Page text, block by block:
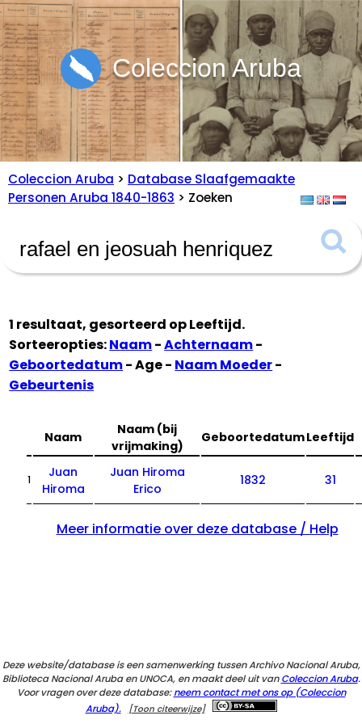
Coleccion Aruba
Coleccion Aruba > Database Slaafgemaakte
Personen Aruba 1840-1863 > Zoeken
1 resultaat, gesorteerd opLeeftijd.
Sorteeropties:Naam-Achternaam-
Geboortedatum- Age - Naam Moeder-
Gebeurtenis
Naam
Naam (bij
vrijmaking)
GeboortedatumLeeftijd
1
Juan
Hiroma
Juan Hiroma
Erico
1832 31
Meer informatie over deze database / Help
Deze website/database is een samenwerking tussen Archivo Nacional Aruba,
Biblioteca Nacional Aruba en UNOCA, en maakt deel uit vanColeccion Aruba.
Voor vragen over deze database:neem contact met ons op (Coleccion
Aruba).
[Toon citeerwijze]